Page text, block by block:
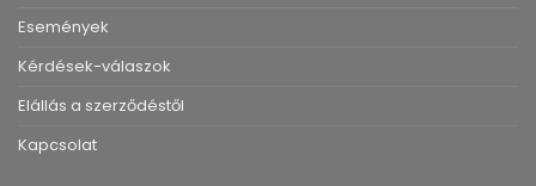
Események
Kérdések-válaszok
Elállás a szerződéstől
Kapcsolat